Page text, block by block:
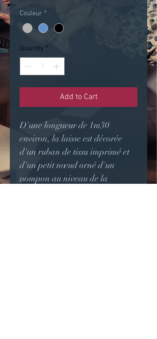
Couleur *
Quantity *
Add to Cart
D'une longueur de 1m30
environ, la laisse est décorée
d'un ruban de tissu imprimé et
d'un petit nœud orné d'un
pompon au niveau de la